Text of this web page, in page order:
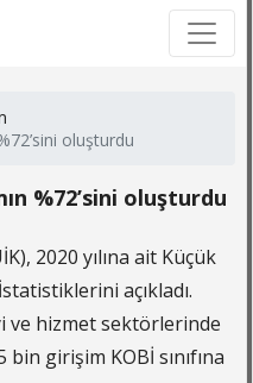
oluşturdu
%72’sini oluşturdu
2020 yılına ait Küçük
açıkladı.
ve hizmet sektörlerinde
girişim KOBİ sınıfına
×
×